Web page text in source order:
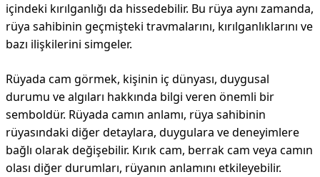
içindeki kırılganlığı da hissedebilir. Bu rüya aynı zamanda,
rüya sahibinin geçmişteki travmalarını, kırılganlıklarını ve
bazı ilişkilerini simgeler.
Rüyada cam görmek, kişinin iç dünyası, duygusal
durumu ve algıları hakkında bilgi veren önemli bir
semboldür. Rüyada camın anlamı, rüya sahibinin
rüyasındaki diğer detaylara, duygulara ve deneyimlere
bağlı olarak değişebilir. Kırık cam, berrak cam veya camın
olası diğer durumları, rüyanın anlamını etkileyebilir.